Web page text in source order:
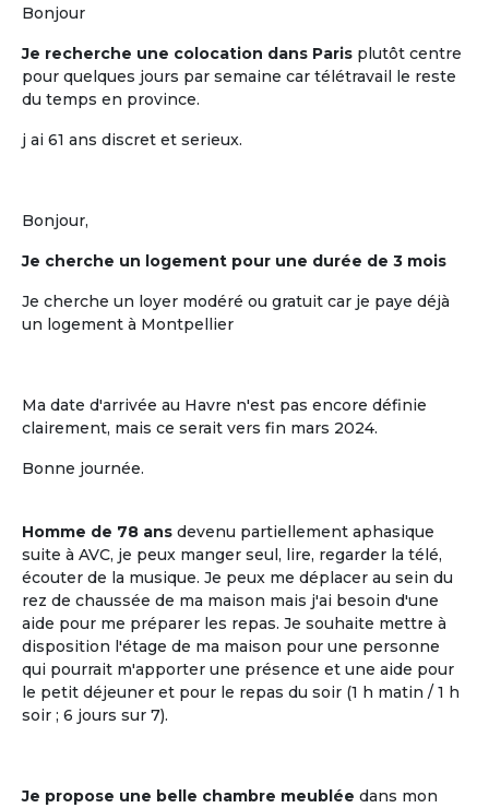
Bonjour
Je recherche une colocation dans Paris plutôt centre
pour quelques jours par semaine car télétravail le reste
du temps en province.
j ai 61 ans discret et serieux.
Bonjour,
Je cherche un logement pour une durée de 3 mois
Je cherche un loyer modéré ou gratuit car je paye déjà
un logement à Montpellier
Ma date d'arrivée au Havre n'est pas encore définie
clairement, mais ce serait vers fin mars 2024.
Bonne journée.
Homme de 78 ans devenu partiellement aphasique
suite à AVC, je peux manger seul, lire, regarder la télé,
écouter de la musique. Je peux me déplacer au sein du
rez de chaussée de ma maison mais j'ai besoin d'une
aide pour me préparer les repas. Je souhaite mettre à
disposition l'étage de ma maison pour une personne
qui pourrait m'apporter une présence et une aide pour
le petit déjeuner et pour le repas du soir (1 h matin / 1 h
soir ; 6 jours sur 7).
Je propose une belle chambre meublée dans mon
L'ouverture sur le voisinage, l'activité et
les ressources de l'environnement local